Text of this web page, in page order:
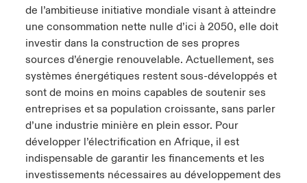
de l’ambitieuse initiative mondiale visant à atteindre
une consommation nette nulle d’ici à 2050, elle doit
investir dans la construction de ses propres
sources d’énergie renouvelable. Actuellement, ses
systèmes énergétiques restent sous-développés et
sont de moins en moins capables de soutenir ses
entreprises et sa population croissante, sans parler
d’une industrie minière en plein essor. Pour
développer l’électrification en Afrique, il est
indispensable de garantir les financements et les
investissements nécessaires au développement des